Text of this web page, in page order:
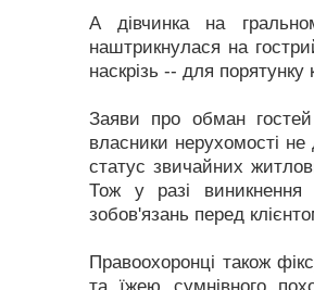
А дівчинка на
наштрикнулася на
наскрізь -- для порятунку
Заяви про обман
власники нерухомості
статус звичайних
Тож у разі
зобов'язань перед
Правоохоронці також